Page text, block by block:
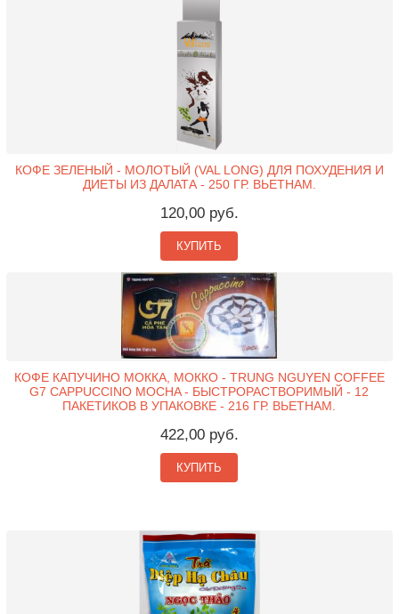
КОФЕ ЗЕЛЕНЫЙ - МОЛОТЫЙ (VAL LONG) ДЛЯ ПОХУДЕНИЯ И
ДИЕТЫ ИЗ ДАЛАТА - 250 ГР. ВЬЕТНАМ.
120,00 руб.
КУПИТЬ
КОФЕ КАПУЧИНО МОККА, МОККО - TRUNG NGUYEN COFFEE
G7 CAPPUCCINO MOCHA - БЫСТРОРАСТВОРИМЫЙ - 12
ПАКЕТИКОВ В УПАКОВКЕ - 216 ГР. ВЬЕТНАМ.
422,00 руб.
КУПИТЬ